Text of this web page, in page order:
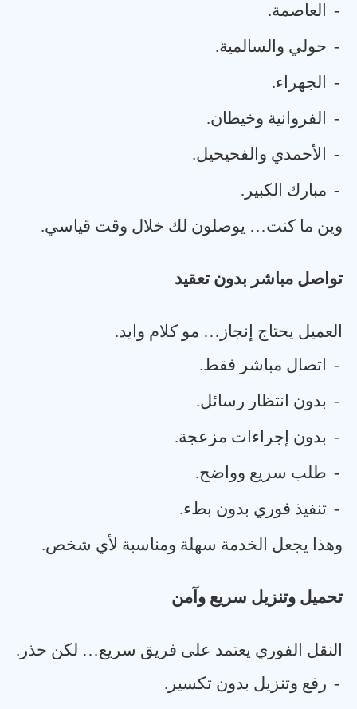
-
العاصمة.
- حولي والسالمية.
-
الجهراء.
-
الفروانية وخيطان.
-
الأحمدي والفحيحيل.
- مبارك الكبير .
وين ما كنت… يوصلون لك خلال وقت قياسي.
تواصل مباشر بدون تعقيد
العميل يحتاج إنجاز… مو كلام وايد.
-
اتصال مباشر فقط.
- بدون انتظار رسائل.
- بدون إجراءات مزعجة.
- طلب سريع وواضح.
- تنفيذ فوري بدون بطء.
وهذا يجعل الخدمة سهلة ومناسبة لأي شخص.
تحميل وتنزيل سريع وآمن
النقل الفوري يعتمد على فريق سريع… لكن حذر .
- رفع وتنزيل بدون تكسير .